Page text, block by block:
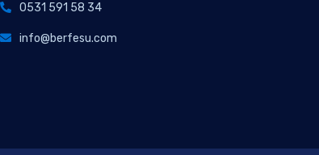
0531 591 58 34
info@berfesu.com